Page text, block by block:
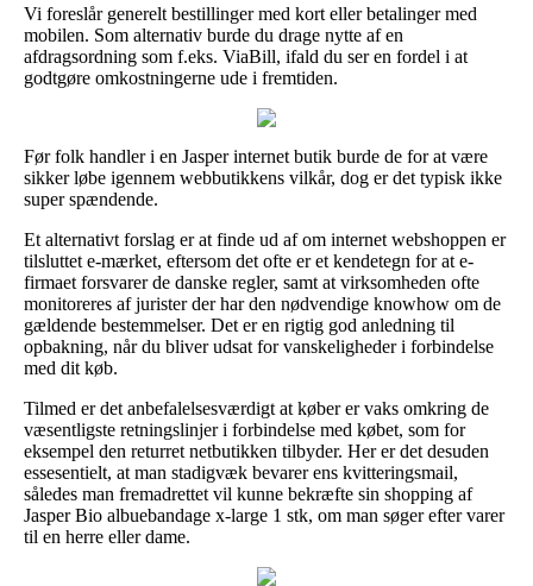
Vi foreslår generelt bestillinger med kort eller betalinger med
mobilen. Som alternativ burde du drage nytte af en
afdragsordning som f.eks. ViaBill, ifald du ser en fordel i at
godtgøre omkostningerne ude i fremtiden.
Før folk handler i en Jasper internet butik burde de for at være
sikker løbe igennem webbutikkens vilkår, dog er det typisk ikke
super spændende.
Et alternativt forslag er at finde ud af om internet webshoppen er
tilsluttet e-mærket, eftersom det ofte er et kendetegn for at e-
firmaet forsvarer de danske regler, samt at virksomheden ofte
monitoreres af jurister der har den nødvendige knowhow om de
gældende bestemmelser. Det er en rigtig god anledning til
opbakning, når du bliver udsat for vanskeligheder i forbindelse
med dit køb.
Tilmed er det anbefalelsesværdigt at køber er vaks omkring de
væsentligste retningslinjer i forbindelse med købet, som for
eksempel den returret netbutikken tilbyder. Her er det desuden
essesentielt, at man stadigvæk bevarer ens kvitteringsmail,
således man fremadrettet vil kunne bekræfte sin shopping af
Jasper Bio albuebandage x-large 1 stk, om man søger efter varer
til en herre eller dame.